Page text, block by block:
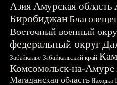
АзияАмурская область
Биробиджан
Восточный военный
федеральный округ
Забайкалье Забайкальский край
Комсомольск-на-Амуре
Магаданская область Находка